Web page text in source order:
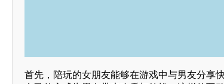
首先，陪玩的女朋友能够在游戏中与男友分享